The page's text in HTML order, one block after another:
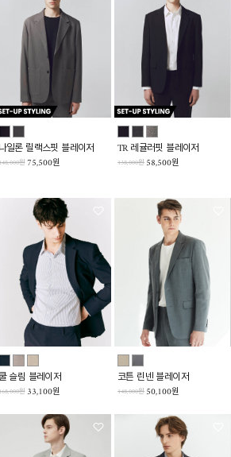
나일론 릴랙스핏 블레이저
원75,500원
TR 레귤러핏 블레이저
138,000원 58,500원
쿨 슬림 블레이저
원 33,100원
코튼 린넨 블레이저
148,000원 50,100원